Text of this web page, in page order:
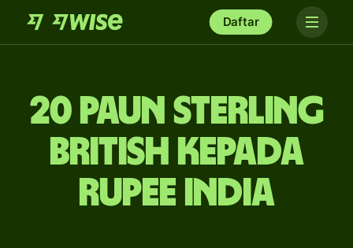
Daftar
20 paun sterling
British kepada
rupee India